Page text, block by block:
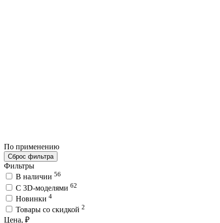
По применению
Сброс фильтра
Фильтры
В наличии 56
C 3D-моделями 62
Новинки 4
Товары со скидкой 2
Цена, ₽